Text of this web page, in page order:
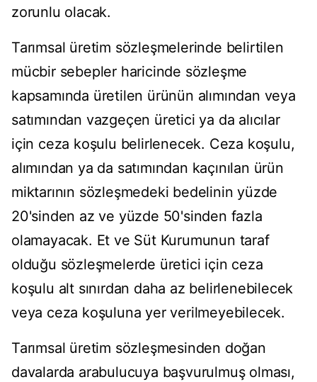
zorunlu olacak.
Tarımsal üretim sözleşmelerinde belirtilen
mücbir sebepler haricinde sözleşme
kapsamında üretilen ürünün alımından veya
satımından vazgeçen üretici ya da alıcılar
için ceza koşulu belirlenecek. Ceza koşulu,
alımından ya da satımından kaçınılan ürün
miktarının sözleşmedeki bedelinin yüzde
20'sinden az ve yüzde 50'sinden fazla
olamayacak. Et ve Süt Kurumunun taraf
olduğu sözleşmelerde üretici için ceza
koşulu alt sınırdan daha az belirlenebilecek
veya ceza koşuluna yer verilmeyebilecek.
Tarımsal üretim sözleşmesinden doğan
davalarda arabulucuya başvurulmuş olması,